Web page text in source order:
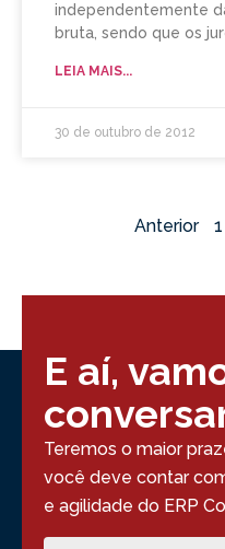
independentemente
bruta, sendo que os
LEIA MAIS...
30 de outubro de 2012
Anterior 1
E aí,
Teremos o maior
você deve contar
e agilidade do ERP